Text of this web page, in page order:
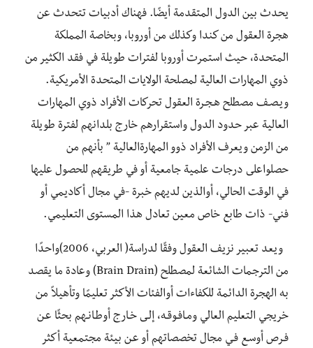
يحدث بين الدول المتقدمة أيضًا. فهناك أدبيات تتحدث عن
هجرة العقول من كندا وكذلك من أوروبا، وبخاصة المملكة
المتحدة، حيث استمرت أوروبا لفترات طويلة في فقد الكثير من
ذوي المهارات العالية لمصلحة الولايات المتحدة الأمريكية.
ويـصـف مصطلح هـجـرة العقول تحركات الأفراد ذوي المهارات
العالية عبر حدود الدول واستقرارهم خارج بلدانهم لفترة طويلة
من الزمن ويعرف الأفراد ذوو المهارةالعالية ” بأنهم من
حصلواعلى درجات علمية جامعية أو في طريقهم للحصول عليها
في الوقت الحالي، أوالذين لديهم خبرة -في مجال أكاديمي أو
فني- ذات طابع خاص معين تعادل هذا المستوى التعليمي.
ويعد تعبير نزيف العقول وفقًا لدراسة( العربي، 2006)واحدًا
من الترجمات الشائعة لمصطلح (Brain Drain) وعادة ما يقصد
به الهجرة الدائمة للكفاءات أوالفئات الأكثر تعليمًا وتأهيلاً من
خريجي التعليم العالي ومـافـوقـه، إلـى خـارج أوطـانـهم بحثًا عـن
فـرص أوسـع فـي مجال تخصصاتهم أو عـن بيئة مجتمعية أكثر